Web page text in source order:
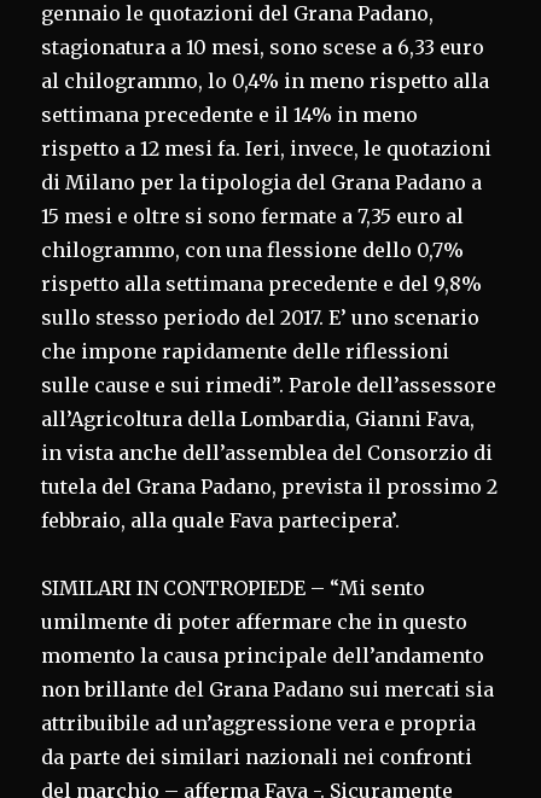
gennaio le quotazioni del Grana Padano,
stagionatura a 10 mesi, sono scese a 6,33 euro
al chilogrammo, lo 0,4% in meno rispetto alla
settimana precedente e il 14% in meno
rispetto a 12 mesi fa. Ieri, invece, le quotazioni
di Milano per la tipologia del Grana Padano a
15 mesi e oltre si sono fermate a 7,35 euro al
chilogrammo, con una flessione dello 0,7%
rispetto alla settimana precedente e del 9,8%
sullo stesso periodo del 2017. E’ uno scenario
che impone rapidamente delle riflessioni
sulle cause e sui rimedi”. Parole dell’assessore
all’Agricoltura della Lombardia, Gianni Fava,
in vista anche dell’assemblea del Consorzio di
tutela del Grana Padano, prevista il prossimo 2
febbraio, alla quale Fava partecipera’.
SIMILARI IN CONTROPIEDE – “Mi sento
umilmente di poter affermare che in questo
momento la causa principale dell’andamento
non brillante del Grana Padano sui mercati sia
attribuibile ad un’aggressione vera e propria
da parte dei similari nazionali nei confronti
del marchio – afferma Fava -. Sicuramente